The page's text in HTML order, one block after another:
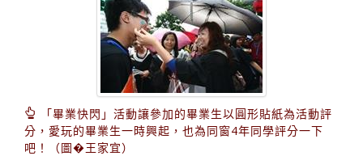
「畢業快閃」活動讓參加的畢業生以圓形貼紙為活動評
分，愛玩的畢業生一時興起，也為同窗4年同學評分一下
吧！（圖�王家宜）